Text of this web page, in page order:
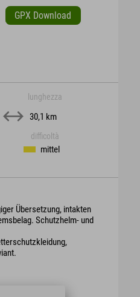
GPX Download
lunghezza
30,1 km
difficoltà
mittel
Übersetzung, intakten
Schutzhelm- und